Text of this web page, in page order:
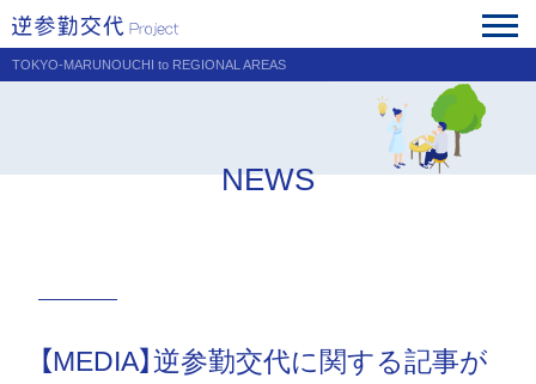
TOKYO-MARUNOUCHI to REGIONAL AREAS
NEWS
【MEDIA】逆参勤交代に関する記事が